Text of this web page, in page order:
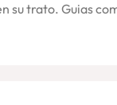
su trato. Guias